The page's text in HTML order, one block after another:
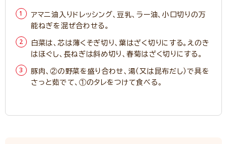
アマニ油入りドレッシング、豆乳、ラー油、小口切りの万
能ねぎを混ぜ合わせる。
白菜は、芯は薄くそぎ切り、葉はざく切りにする。えのき
はほぐし、長ねぎは斜め切り、春菊はざく切りにする。
豚肉、②の野菜を盛り合わせ、湯（又は昆布だし）で具を
さっと茹でて、①のタレをつけて食べる。